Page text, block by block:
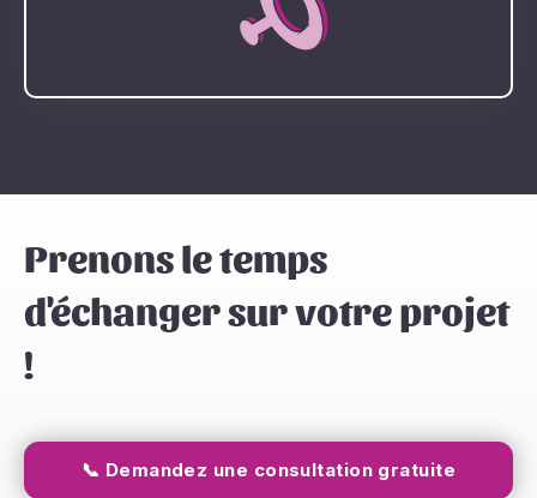
Prenons le temps
d'échanger sur votre projet
!
📞 Demandez une consultation gratuite